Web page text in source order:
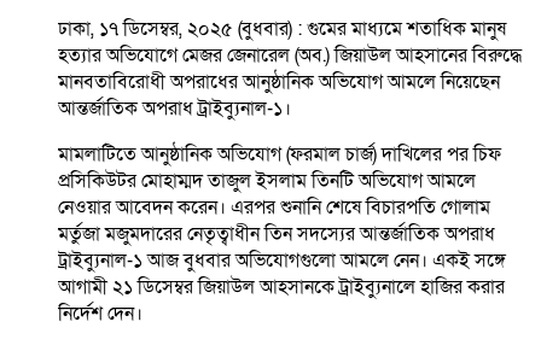
ঢাকা, ১৭ ডিসেম্বর, ২০২৫ (বুধবার) : গুমের মাধ্যমে শতাধিক মানুষ
হত্যার অভিযোগে মেজর জেনারেল (অব.) জিয়াউল আহসানের বিরুদ্ধে
মানবতাবিরোধী অপরাধের আনুষ্ঠানিক অভিযোগ আমলে নিয়েছেন
আন্তর্জাতিক অপরাধ ট্রাইব্যুনাল-১।
মামলাটিতে আনুষ্ঠানিক অভিযোগ (ফরমাল চার্জ) দাখিলের পর চিফ
প্রসিকিউটর মোহাম্মদ তাজুল ইসলাম তিনটি অভিযোগ আমলে
নেওয়ার আবেদন করেন। এরপর শুনানি শেষে বিচারপতি গোলাম
মর্তুজা মজুমদারের নেতৃত্বাধীন তিন সদস্যের আন্তর্জাতিক অপরাধ
ট্রাইব্যুনাল-১ আজ বুধবার অভিযোগগুলো আমলে নেন। একই সঙ্গে
আগামী ২১ ডিসেম্বর জিয়াউল আহসানকে ট্রাইব্যুনালে হাজির করার
নির্দেশ দেন।